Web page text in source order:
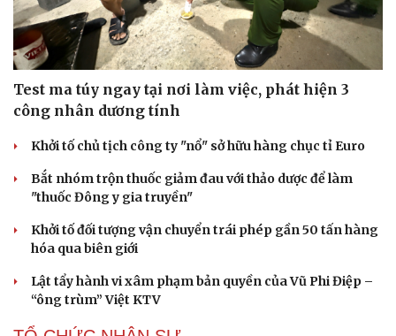
Test ma túy ngay tại nơi làm việc, phát hiện 3
công nhân dương tính
Khởi tố chủ tịch công ty "nổ" sở hữu hàng chục tỉ Euro
Bắt nhóm trộn thuốc giảm đau với thảo dược để làm
"thuốc Đông y gia truyền"
Khởi tố đối tượng vận chuyển trái phép gần 50 tấn hàng
hóa qua biên giới
Lật tẩy hành vi xâm phạm bản quyền của Vũ Phi Điệp –
“ông trùm” Việt KTV